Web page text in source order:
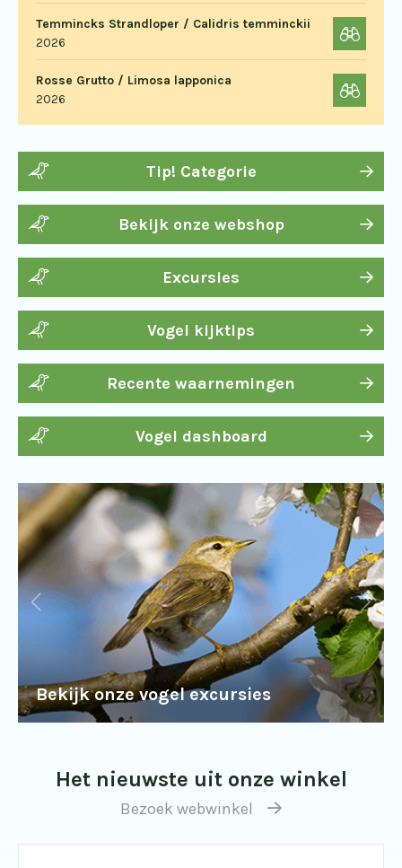
Temmincks Strandloper / Calidris temminckii
2026
Rosse Grutto / Limosa lapponica
2026
Tip! Categorie
Bekijk onze webshop
Excursies
Vogel kijktips
Recente waarnemingen
Vogel dashboard
Bekijk onze vogel excursies
Het nieuwste uit onze winkel
Bezoek webwinkel